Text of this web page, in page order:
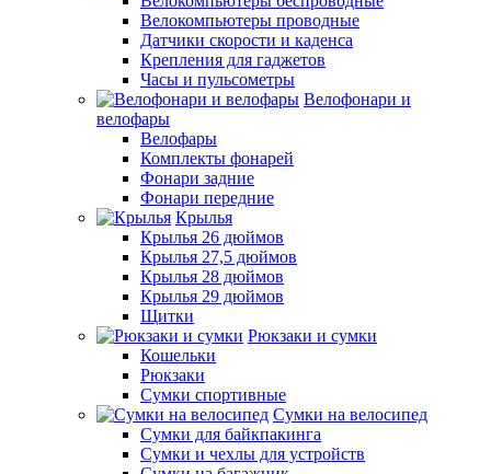
Велокомпьютеры проводные
Датчики скорости и каденса
Крепления для гаджетов
Часы и пульсометры
Велофонари и
велофары
Велофары
Комплекты фонарей
Фонари задние
Фонари передние
Крылья
Крылья 26 дюймов
Крылья 27,5 дюймов
Крылья 28 дюймов
Крылья 29 дюймов
Щитки
Рюкзаки и сумки
Кошельки
Рюкзаки
Сумки спортивные
Сумки на велосипед
Сумки для байкпакинга
Сумки и чехлы для устройств